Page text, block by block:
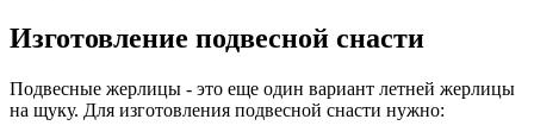
Изготовление подвесной снасти
Подвесные жерлицы - это еще один вариант летней жерлицы
на щуку. Для изготовления подвесной снасти нужно: